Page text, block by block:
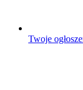
Twoje